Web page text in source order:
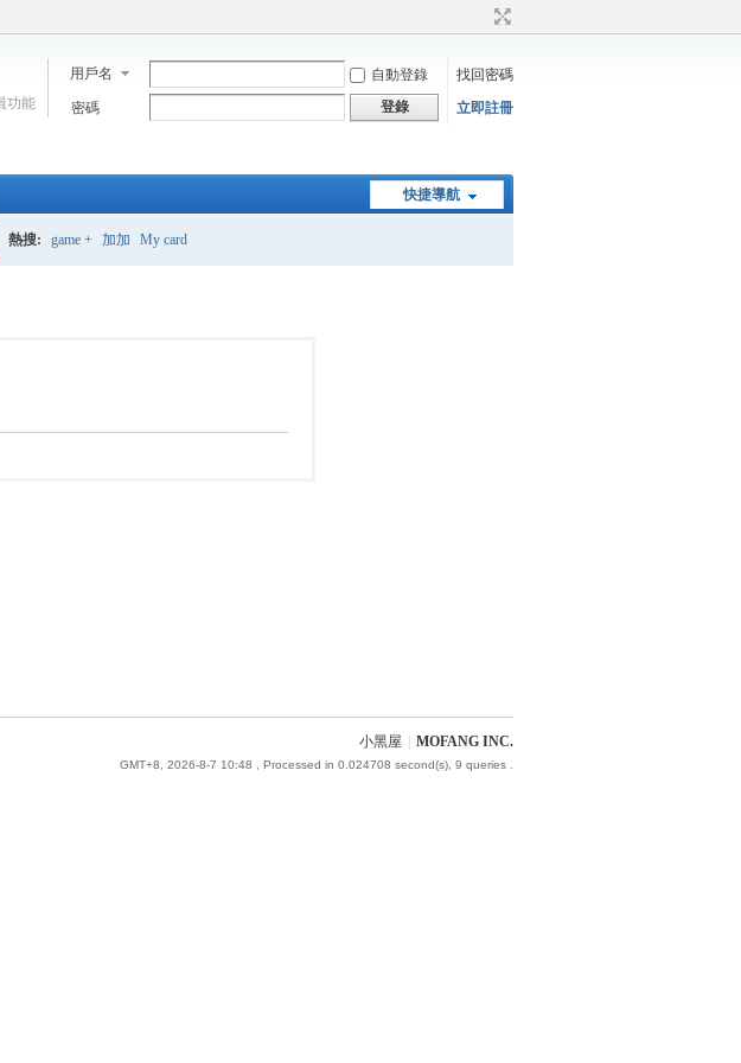
用戶名 自動登錄
找回密碼
密碼
登錄 立即註冊
功能
快捷導航
熱搜: game + 加加 My card
小黑屋 MOFANG INC.
GMT+8, 2026-8-7 10:48 , Processed in 0.024708 second(s), 9 queries .